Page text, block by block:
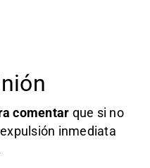
comentar que si no
inmediata